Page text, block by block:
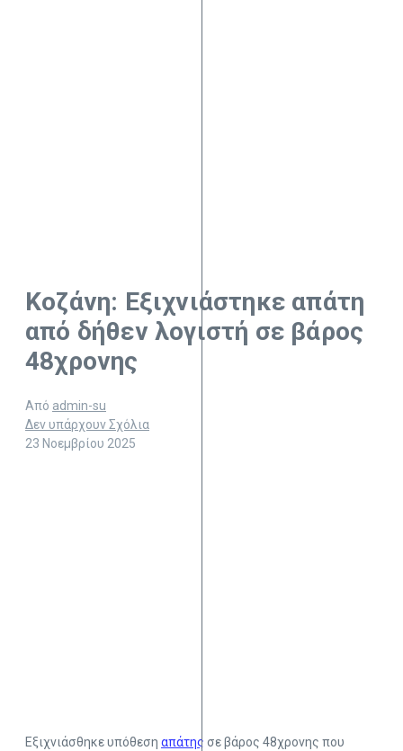
Κοζάνη: Εξιχνιάστηκε απάτη
από δήθεν λογιστή σε βάρος
48χρονης
Από admin-su
Δεν υπάρχουν Σχόλια
23 Νοεμβρίου 2025
Εξιχνιάσθηκε υπόθεση απάτης σε βάρος 48χρονης που